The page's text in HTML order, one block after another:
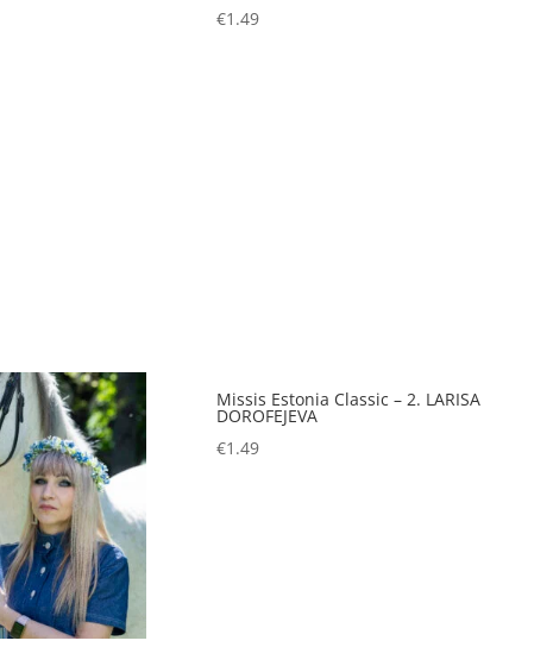
€1.49
Missis Estonia Classic – 2. LARISA
DOROFEJEVA
€1.49